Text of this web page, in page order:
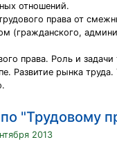
отношений.
права от
(гражданского,
права. Роль и задачи
Развитие рынка труда.
"Трудовому
2013